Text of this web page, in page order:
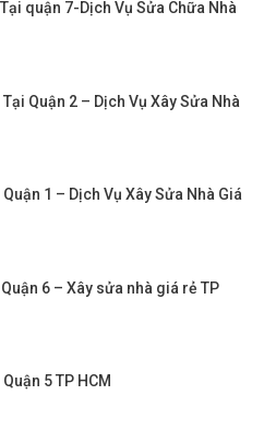
quận 7-Dịch Vụ Sửa Chữa Nhà
Quận 2 – Dịch Vụ Xây Sửa Nhà
1 – Dịch Vụ Xây Sửa Nhà Giá
6 – Xây sửa nhà giá rẻ TP
5 TP HCM